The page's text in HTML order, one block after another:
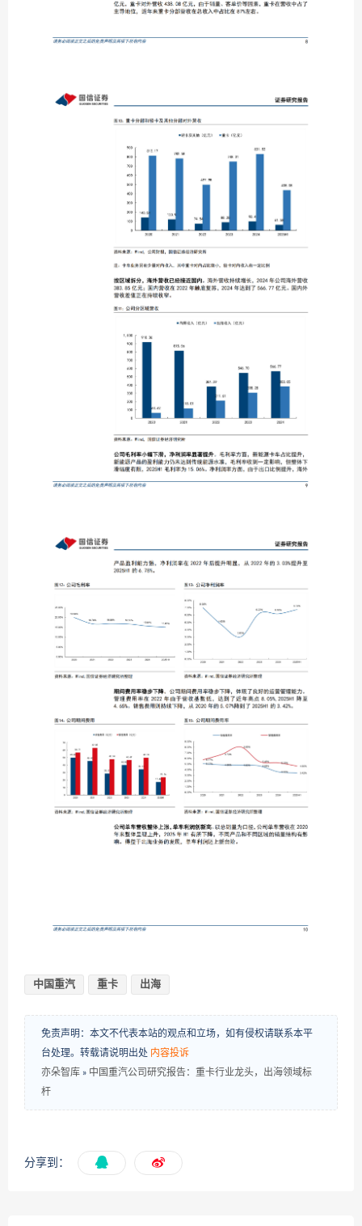
中国重汽 重卡 出海
免责声明：本文不代表本站的观点和立场，如有侵权请联系本平
台处理。转载请说明出处 内容投诉
亦朵智库 » 中国重汽公司研究报告：重卡行业龙头，出海领域标
杆
分享到：